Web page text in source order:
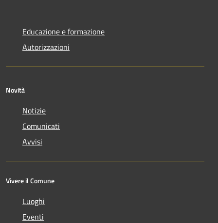
Educazione e formazione
Autorizzazioni
Novità
Notizie
Comunicati
Avvisi
Vivere il Comune
Luoghi
Eventi